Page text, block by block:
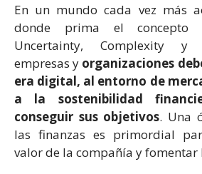
En un mundo cada vez más
donde prima el concepto
Uncertainty, Complexity y
empresas y organizaciones
era digital, al entorno de
a la sostenibilidad
conseguir sus objetivos. Una
las finanzas es primordial
valor de la compañía y fomentar